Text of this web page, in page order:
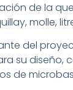
de la
molle,
del
su diseño,
de